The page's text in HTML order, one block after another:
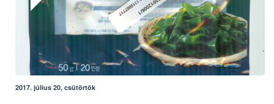
2017. július 20, csütörtök